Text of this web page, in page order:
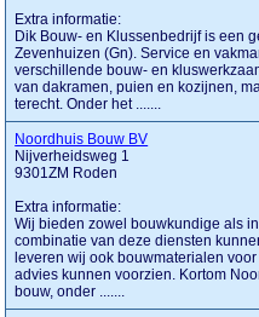
Extra informatie:
Dik Bouw- en Klussenbedrijf is een
Zevenhuizen (Gn). Service en
verschillende bouw- en
van dakramen, puien en kozijnen,
terecht. Onder het .......
Noordhuis Bouw BV
Nijverheidsweg 1
9301ZM Roden
Extra informatie:
Wij bieden zowel bouwkundige als
combinatie van deze diensten
leveren wij ook bouwmaterialen
advies kunnen voorzien. Kortom
bouw, onder .......